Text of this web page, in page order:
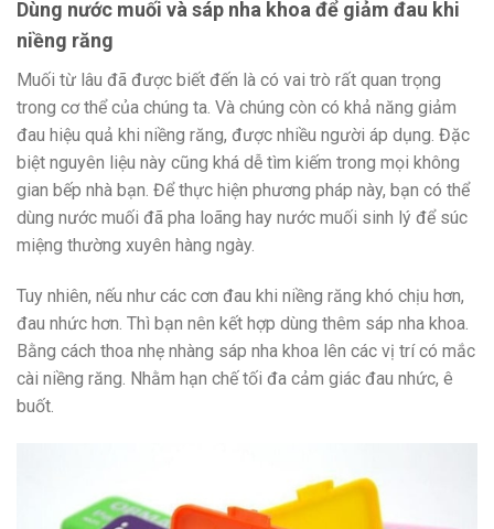
Dùng nước muối và sáp nha khoa để giảm đau khi
niềng răng
Muối từ lâu đã được biết đến là có vai trò rất quan trọng
trong cơ thể của chúng ta. Và chúng còn có khả năng giảm
đau hiệu quả khi niềng răng, được nhiều người áp dụng. Đặc
biệt nguyên liệu này cũng khá dễ tìm kiếm trong mọi không
gian bếp nhà bạn. Để thực hiện phương pháp này, bạn có thể
dùng nước muối đã pha loãng hay nước muối sinh lý để súc
miệng thường xuyên hàng ngày.
Tuy nhiên, nếu như các cơn đau khi niềng răng khó chịu hơn,
đau nhức hơn. Thì bạn nên kết hợp dùng thêm sáp nha khoa.
Bằng cách thoa nhẹ nhàng sáp nha khoa lên các vị trí có mắc
cài niềng răng. Nhằm hạn chế tối đa cảm giác đau nhức, ê
buốt.